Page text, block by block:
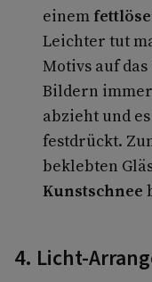
einem
Leichter tut
Motivs auf
Bildern
abzieht und
festdrückt.
beklebten
Kunstschnee
4. Licht-